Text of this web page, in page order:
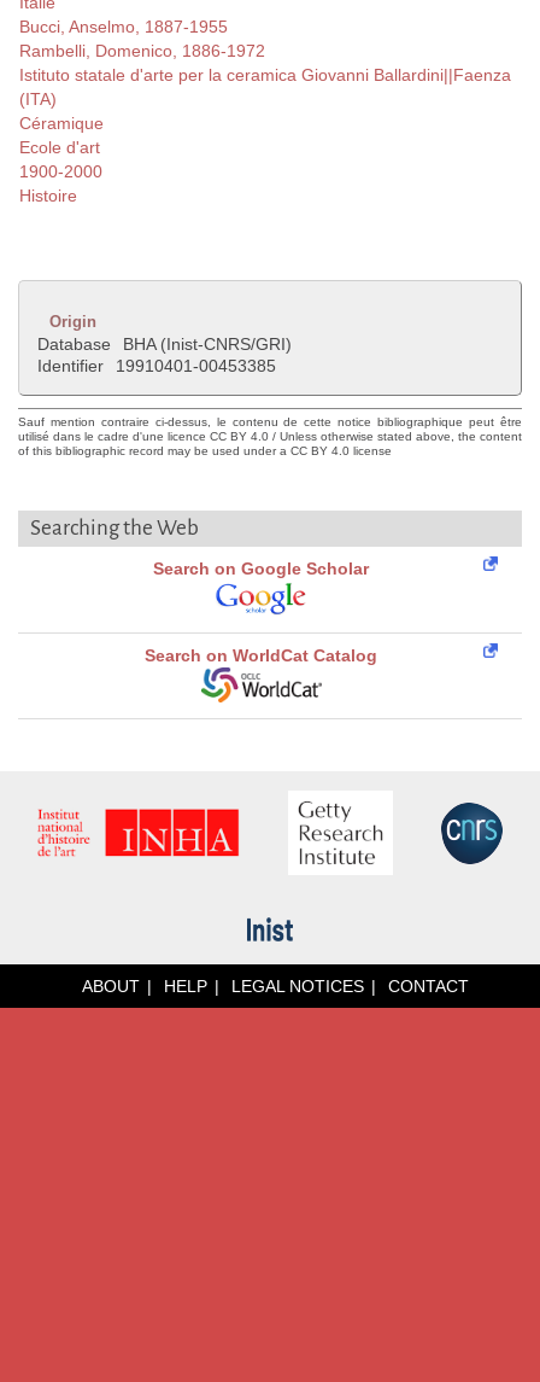
Bucci, Anselmo, 1887-1955
Rambelli, Domenico, 1886-1972
Istituto statale d'arte per la ceramica Giovanni Ballardini||Faenza
(ITA)
Céramique
Ecole d'art
1900-2000
Histoire
Origin
Database
BHA (Inist-CNRS/GRI)
Identifier
19910401-00453385
Sauf mention contraire ci-dessus, le contenu de cette notice bibliographique peut être
utilisé dans le cadre d'une licence CC BY 4.0 / Unless otherwise stated above, the content
of this bibliographic record may be used under a CC BY 4.0 license
Searching the Web
Search on Google Scholar
Search on WorldCat Catalog
ABOUT HELP LEGAL NOTICES CONTACT